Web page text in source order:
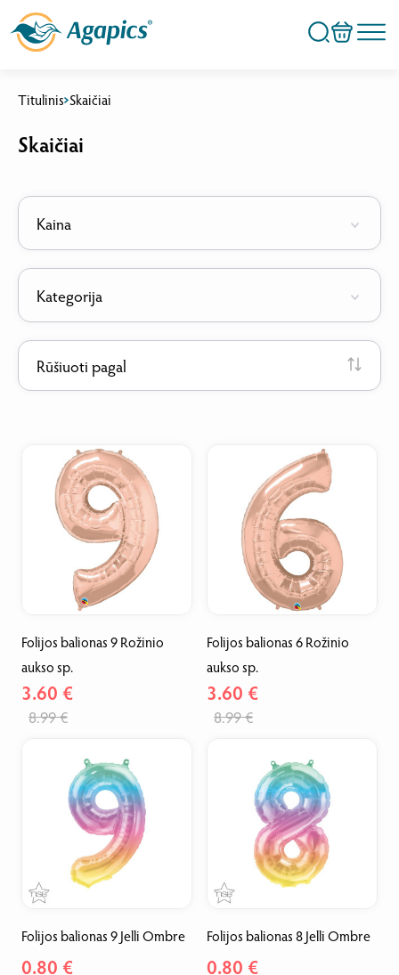
Skaičiai
Titulinis Skaičiai
Kaina
Kategorija
Folijos balionas 9 Rožinio
aukso sp.
3.60 €
8.99 €
Folijos balionas 6 Rožinio
aukso sp.
3.60 €
8.99 €
Folijos balionas 9 Jelli Ombre
0.80 €
Folijos balionas 8 Jelli Ombre
0.80 €